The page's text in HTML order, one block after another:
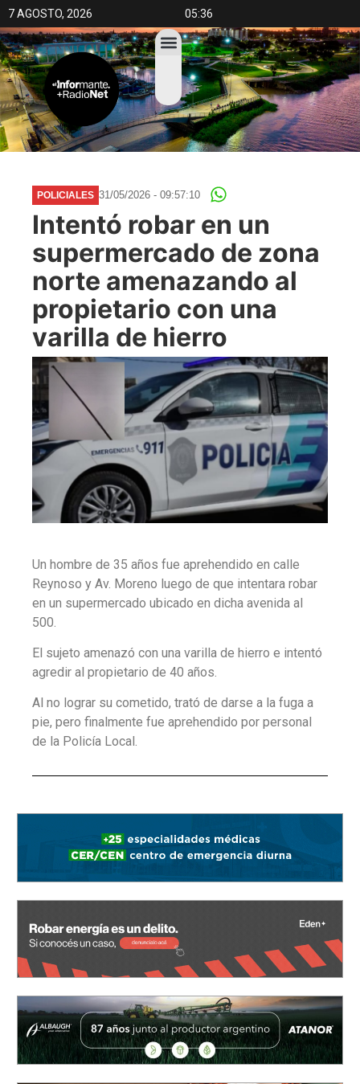
7 AGOSTO, 2026 05:36
POLICIALES 31/05/2026 - 09:57:10
Intentó robar en un
supermercado de zona
norte amenazando al
propietario con una
varilla de hierro
Un hombre de 35 años fue aprehendido en calle
Reynoso y Av. Moreno luego de que intentara robar
en un supermercado ubicado en dicha avenida al
500.
El sujeto amenazó con una varilla de hierro e intentó
agredir al propietario de 40 años.
Al no lograr su cometido, trató de darse a la fuga a
pie, pero finalmente fue aprehendido por personal
de la Policía Local.